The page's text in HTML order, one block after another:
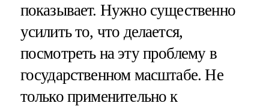
показывает. Нужно существенно
усилить то, что делается,
посмотреть на эту проблему в
государственном масштабе. Не
только применительно к